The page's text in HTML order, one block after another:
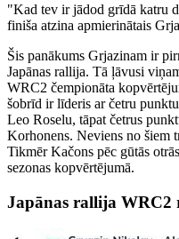
"Kad tev ir jādod grīdā katru
finiša atzina apmierinātais
Šis panākums Grjazinam ir
Japānas rallija. Tā ļāvusi
WRC2 čempionāta
šobrīd ir līderis ar četru
Leo Roselu, tāpat četrus
Korhonens. Neviens no šiem
Tikmēr Kačons pēc gūtās
sezonas kopvērtējumā.
Japānas rallija WRC2